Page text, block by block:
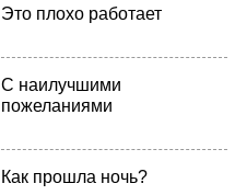
Это плохо работает
С наилучшими
пожеланиями
Как прошла ночь?